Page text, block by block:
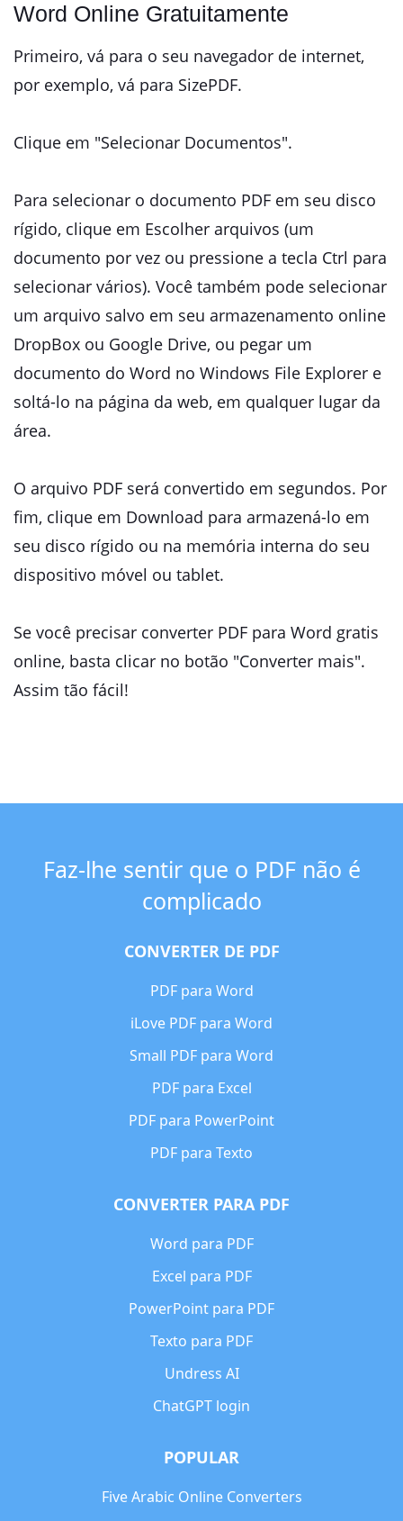
Word Online Gratuitamente
Primeiro, vá para o seu navegador de internet,
por exemplo, vá para SizePDF.
Clique em "Selecionar Documentos".
Para selecionar o documento PDF em seu disco
rígido, clique em Escolher arquivos (um
documento por vez ou pressione a tecla Ctrl para
selecionar vários). Você também pode selecionar
um arquivo salvo em seu armazenamento online
DropBox ou Google Drive, ou pegar um
documento do Word no Windows File Explorer e
soltá-lo na página da web, em qualquer lugar da
área.
O arquivo PDF será convertido em segundos. Por
fim, clique em Download para armazená-lo em
seu disco rígido ou na memória interna do seu
dispositivo móvel ou tablet.
Se você precisar converter PDF para Word gratis
online, basta clicar no botão "Converter mais".
Assim tão fácil!
Faz-lhe sentir que o PDF não é
complicado
CONVERTER DE PDF
PDF para Word
iLove PDF para Word
Small PDF para Word
PDF para Excel
PDF para PowerPoint
PDF para Texto
CONVERTER PARA PDF
Word para PDF
Excel para PDF
PowerPoint para PDF
Texto para PDF
Undress AI
ChatGPT login
POPULAR
Five Arabic Online Converters